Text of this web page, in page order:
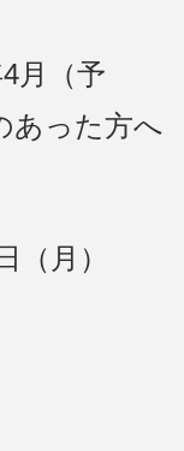
月（予
った方へ
（月）